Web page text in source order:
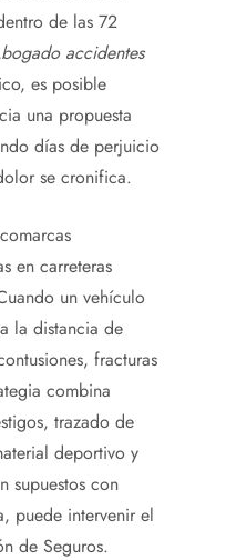
de las 72
accidentes
es posible
una propuesta
días de perjuicio
se cronifica.
en carreteras
un vehículo
la distancia de
fracturas
combina
trazado de
deportivo y
supuestos con
puede intervenir el
de Seguros.